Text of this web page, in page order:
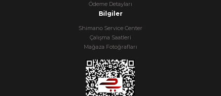
Ödeme Detayları
Bilgiler
Shimano Service Center
Çalışma Saatleri
Mağaza Fotoğrafları